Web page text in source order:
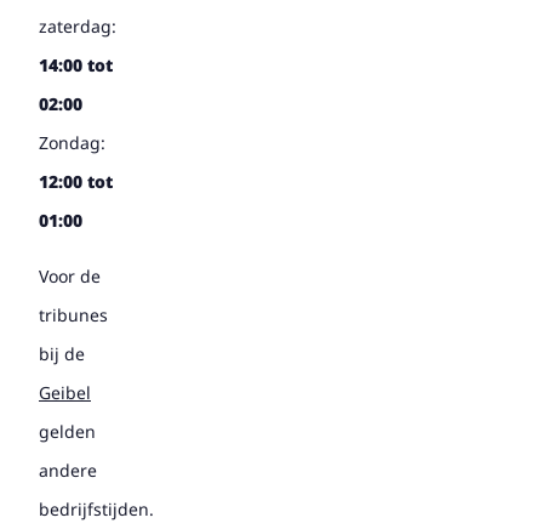
zaterdag:
14:00 tot
02:00
Zondag:
12:00 tot
01:00
Voor de
tribunes
bij de
Geibel
gelden
andere
bedrijfstijden.